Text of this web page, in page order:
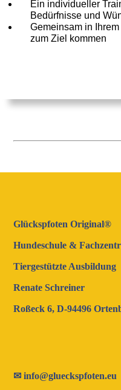
Ein individueller
Bedürfnisse und
Gemeinsam in
zum Ziel kommen
Glückspfoten Original®
Hundeschule &
Tiergestützte Ausbildung
Renate Schreiner
Roßeck 6, D-94496
✉info@glueckspfoten.eu